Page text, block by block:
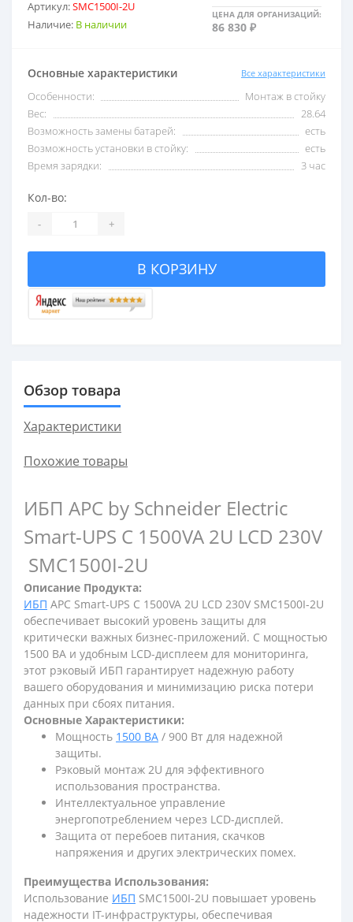
2,5 кВА
3 кВА
С USB
С внешними акб
С двойным
Артикул:SMC1500I-2U
Наличие: В наличии
ЦЕНА ДЛЯ ОРГАНИЗАЦИЙ:
86 830 ₽
Основные характеристики Все характеристики
Особенности:
Монтаж в стойку
Вес:
28.64
Возможность замены батарей:
есть
Возможность установки в стойку:
есть
Время зарядки:
3 час
Кол-во:
- +
В КОРЗИНУ
Обзор товара
Характеристики
Похожие товары
ИБП APC by Schneider Electric
Smart-UPS C 1500VA 2U LCD 230V
SMC1500I-2U
Описание Продукта:
ИБП APC Smart-UPS C 1500VA 2U LCD 230V SMC1500I-2U
обеспечивает высокий уровень защиты для
критически важных бизнес-приложений. С мощностью
1500 ВА и удобным LCD-дисплеем для мониторинга,
этот рэковый ИБП гарантирует надежную работу
вашего оборудования и минимизацию риска потери
данных при сбоях питания.
Основные Характеристики:
Мощность 1500 ВА / 900 Вт для надежной
защиты.
Рэковый монтаж 2U для эффективного
использования пространства.
Интеллектуальное управление
энергопотреблением через LCD-дисплей.
Защита от перебоев питания, скачков
напряжения и других электрических помех.
Преимущества Использования:
Использование ИБП SMC1500I-2U повышает уровень
надежности IT-инфраструктуры, обеспечивая